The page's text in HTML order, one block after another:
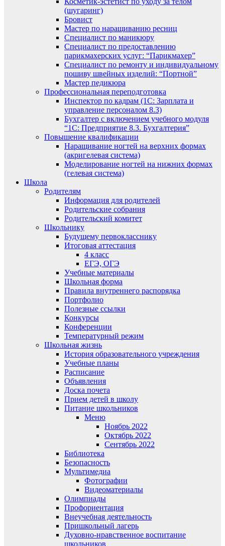
(шугаринг)
Бровист
Мастер по наращиванию ресниц
Специалист по маникюру
Специалист по предоставлению
парикмахерских услуг: “Парикмахер”
Специалист по ремонту и индивидуальному
пошиву швейных изделий: “Портной”
Мастер педикюра
Профессиональная переподготовка
Инспектор по кадрам (1С: Зарплата и
управление персоналом 8.3)
Бухгалтер с включением учебного модуля
“1С: Предприятие 8.3. Бухгалтерия”
Повышение квалификации
Наращивание ногтей на верхних формах
(акригелевая система)
Моделирование ногтей на нижних формах
(гелевая система)
Школа
Родителям
Информация для родителей
Родительские собрания
Родительский комитет
Школьнику
Будущему первокласснику
Итоговая аттестация
4 класс
ЕГЭ, ОГЭ
Учебные материалы
Школьная форма
Правила внутреннего распорядка
Портфолио
Полезные ссылки
Конкурсы
Конференции
Температурный режим
Школьная жизнь
История образовательного учреждения
Учебные планы
Расписание
Объявления
Доска почета
Прием детей в школу
Питание школьников
Меню
Ноябрь 2022
Октябрь 2022
Сентябрь 2022
Библиотека
Безопасность
Мультимедиа
Фотографии
Видеоматериалы
Олимпиады
Профориентация
Внеучебная деятельность
Пришкольный лагерь
Духовно-нравственное воспитание
школьников